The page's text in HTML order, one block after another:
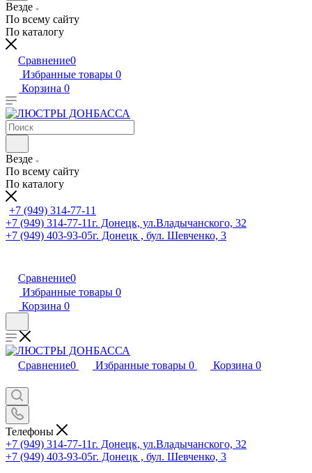
Везде
По всему сайту
По каталогу
Сравнение0
Избранные товары 0
Корзина 0
Везде
По всему сайту
По каталогу
+7 (949) 314-77-11
+7 (949) 314-77-11г. Донецк, ул.Владычанского, 32
+7 (949) 403-93-05г. Донецк , бул. Шевченко, 3
Сравнение0
Избранные товары 0
Корзина 0
Сравнение0 Избранные товары 0 Корзина 0
Телефоны
+7 (949) 314-77-11г. Донецк, ул.Владычанского, 32
+7 (949) 403-93-05г. Донецк , бул. Шевченко, 3